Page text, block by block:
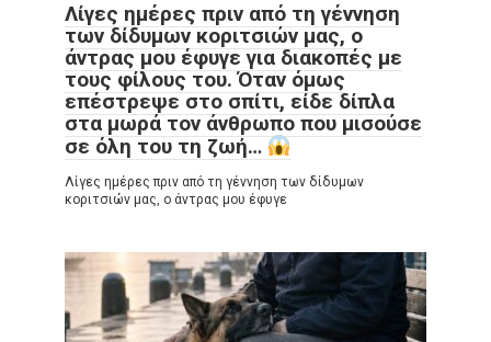
Λίγες ημέρες πριν από τη γέννηση
των δίδυμων κοριτσιών μας, ο
άντρας μου έφυγε για διακοπές με
τους φίλους του. Όταν όμως
επέστρεψε στο σπίτι, είδε δίπλα
στα μωρά τον άνθρωπο που μισούσε
σε όλη του τη ζωή…
Λίγες ημέρες πριν από τη γέννηση των δίδυμων
κοριτσιών μας, ο άντρας μου έφυγε